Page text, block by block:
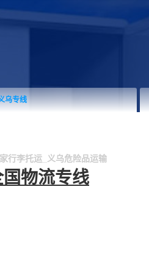
乌专线
行李托运_义乌危险品运输
物流专线